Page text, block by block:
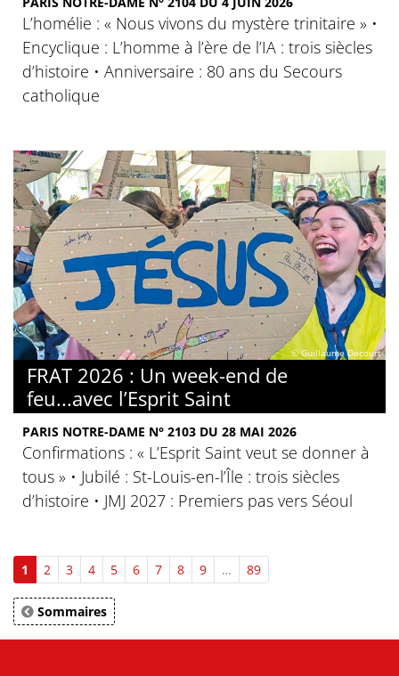
L’homélie : « Nous vivons du mystère trinitaire » •
Encyclique : L’homme à l’ère de l’IA : trois siècles
d’histoire • Anniversaire : 80 ans du Secours
catholique
© Guillaume Decourt
FRAT 2026 : Un week-end de
feu...avec l’Esprit Saint
PARIS NOTRE-DAME N° 2103 DU 28 MAI 2026
Confirmations : « L’Esprit Saint veut se donner à
tous » • Jubilé : St-Louis-en-l’Île : trois siècles
d’histoire • JMJ 2027 : Premiers pas vers Séoul
1 2 3 4 5 6 7 8 9 … 89
Sommaires